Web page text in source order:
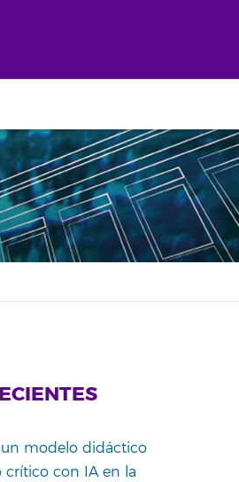
un modelo didáctico
con IA en la